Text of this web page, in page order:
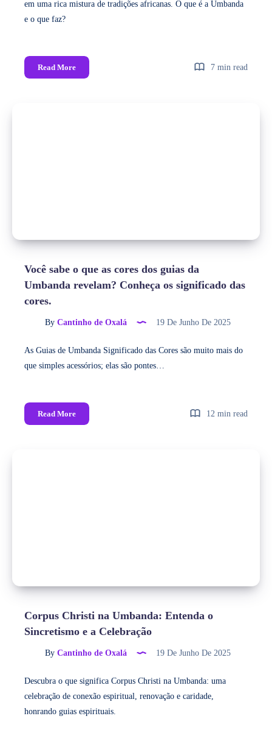
em uma rica mistura de tradições africanas. O que é a Umbanda
e o que faz?
Read More 7 min read
Você sabe o que as cores dos guias da
Umbanda revelam? Conheça os significado das
cores.
By Cantinho de Oxalá 19 De Junho De 2025
As Guias de Umbanda Significado das Cores são muito mais do
que simples acessórios; elas são pontes…
Read More 12 min read
Corpus Christi na Umbanda: Entenda o
Sincretismo e a Celebração
By Cantinho de Oxalá 19 De Junho De 2025
Descubra o que significa Corpus Christi na Umbanda: uma
celebração de conexão espiritual, renovação e caridade,
honrando guias espirituais.